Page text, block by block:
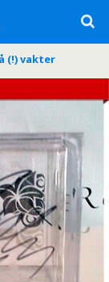
(!) vakter